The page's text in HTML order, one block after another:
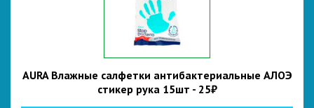
СКЛАДСКИЕ ЗАПАСЫ
AURA Влажные салфетки антибактериальные АЛОЭ
стикер рука 15шт - 25₽